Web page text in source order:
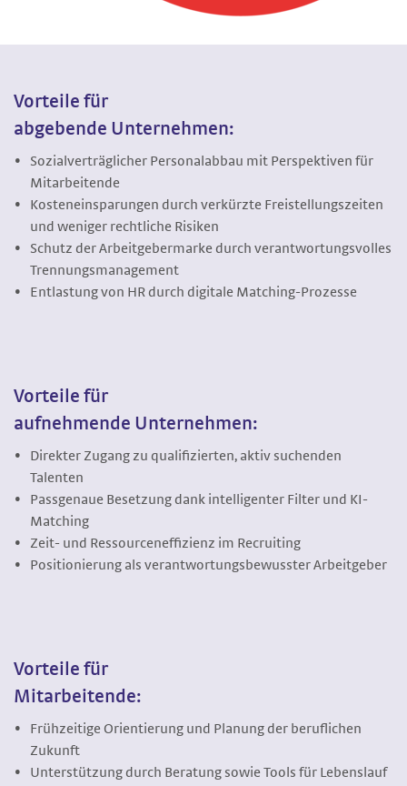
Vorteile für
abgebende Unternehmen:
Sozialverträglicher Personalabbau mit Perspektiven für
Mitarbeitende
Kosteneinsparungen durch verkürzte Freistellungszeiten
und weniger rechtliche Risiken
Schutz der Arbeitgebermarke durch verantwortungsvolles
Trennungsmanagement
Entlastung von HR durch digitale Matching-Prozesse
Vorteile für
aufnehmende Unternehmen:
Direkter Zugang zu qualifizierten, aktiv suchenden
Talenten
Passgenaue Besetzung dank intelligenter Filter und KI-
Matching
Zeit- und Ressourceneffizienz im Recruiting
Positionierung als verantwortungsbewusster Arbeitgeber
Vorteile für
Mitarbeitende:
Frühzeitige Orientierung und Planung der beruflichen
Zukunft
Unterstützung durch Beratung sowie Tools für Lebenslauf